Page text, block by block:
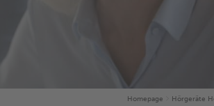
Homepage Hörgeräte